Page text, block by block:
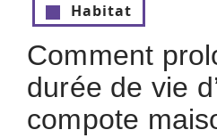
Habitat
Comment
durée de vie
compote